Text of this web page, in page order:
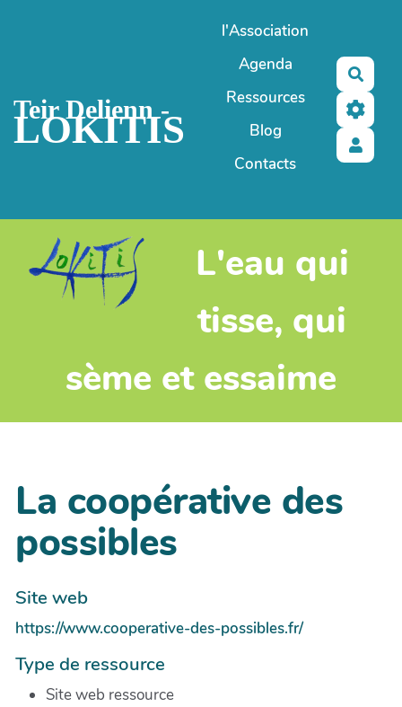
Teir Delienn -
LOKITIS
l'Association
Agenda
Ressources
Blog
Contacts
L'eau qui
tisse, qui
sème et essaime
La coopérative des
possibles
Site web
https://www.cooperative-des-possibles.fr/
Type de ressource
Site web ressource